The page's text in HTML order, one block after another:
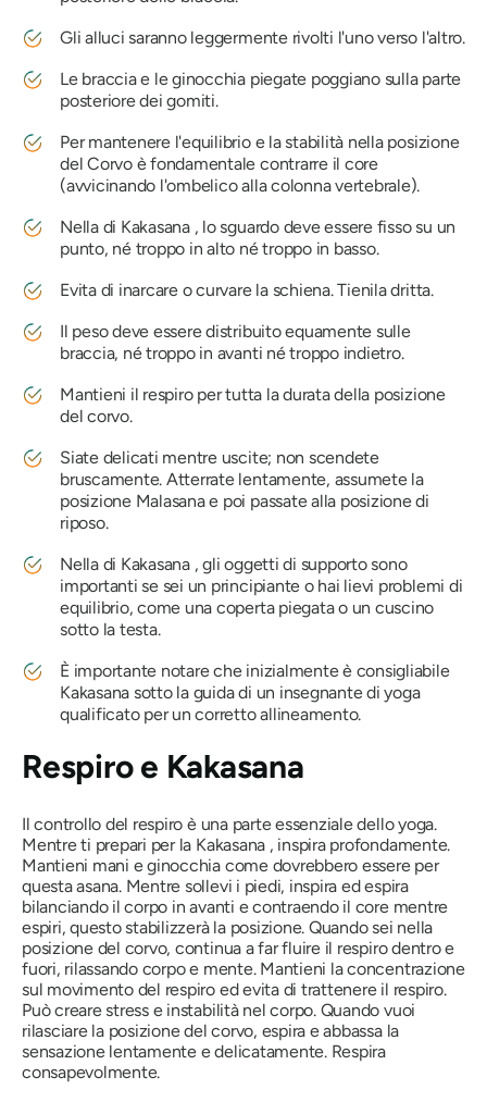
Gli alluci saranno leggermente rivolti l'uno verso l'altro.
Le braccia e le ginocchia piegate poggiano sulla parte
posteriore dei gomiti.
Per mantenere l'equilibrio e la stabilità nella posizione
del Corvo è fondamentale contrarre il core
(avvicinando l'ombelico alla colonna vertebrale).
Nella di Kakasana, lo sguardo deve essere fisso su un
punto, né troppo in alto né troppo in basso.
Evita di inarcare o curvare la schiena. Tienila dritta.
Il peso deve essere distribuito equamente sulle
braccia, né troppo in avanti né troppo indietro.
Mantieni il respiro per tutta la durata della posizione
del corvo.
Siate delicati mentre uscite; non scendete
bruscamente. Atterrate lentamente, assumete la
posizione Malasana e poi passate alla posizione di
riposo.
Nella di Kakasana, gli oggetti di supporto sono
importanti se sei un principiante o hai lievi problemi di
equilibrio, come una coperta piegata o un cuscino
sotto la testa.
È importante notare che inizialmente è consigliabile
Kakasana sotto la guida di un insegnante di yoga
qualificato per un corretto allineamento.
Respiro e Kakasana
Il controllo del respiro è una parte essenziale dello yoga.
Mentre ti prepari per la Kakasana , inspira profondamente.
Mantieni mani e ginocchia come dovrebbero essere per
questa asana. Mentre sollevi i piedi, inspira ed espira
bilanciando il corpo in avanti e contraendo il core mentre
espiri, questo stabilizzerà la posizione. Quando sei nella
posizione del corvo, continua a far fluire il respiro dentro e
fuori, rilassando corpo e mente. Mantieni la concentrazione
sul movimento del respiro ed evita di trattenere il respiro.
Può creare stress e instabilità nel corpo. Quando vuoi
rilasciare la posizione del corvo, espira e abbassa la
sensazione lentamente e delicatamente. Respira
consapevolmente.